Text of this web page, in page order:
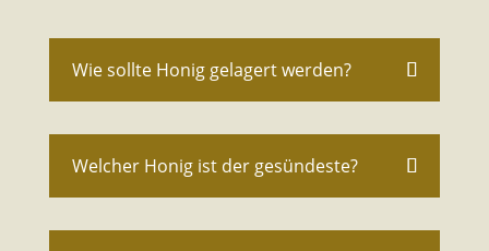
Wie sollte Honig gelagert werden?
Welcher Honig ist der gesündeste?